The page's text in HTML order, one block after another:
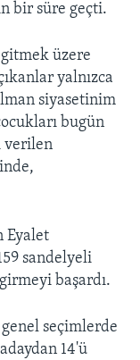
bir süre geçti.
üzere
yalnızca
siyasetinim
bugün
verilen
Eyalet
sandelyeli
başardı.
genel seçimlerde
14'ü